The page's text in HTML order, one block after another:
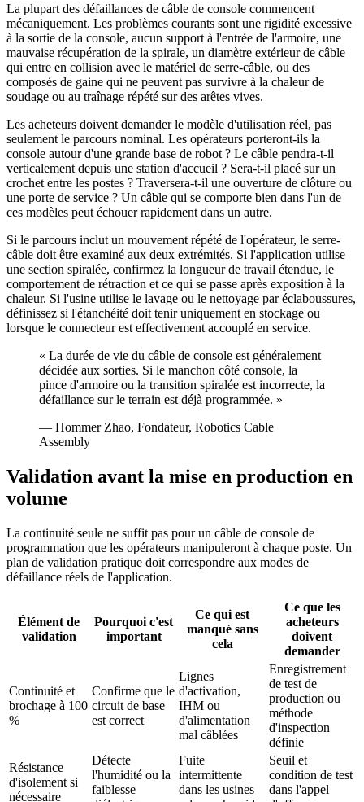
La plupart des défaillances de câble de console commencent
mécaniquement. Les problèmes courants sont une rigidité excessive
à la sortie de la console, aucun support à l'entrée de l'armoire, une
mauvaise récupération de la spirale, un diamètre extérieur de câble
qui entre en collision avec le matériel de serre-câble, ou des
composés de gaine qui ne peuvent pas survivre à la chaleur de
soudage ou au traînage répété sur des arêtes vives.
Les acheteurs doivent demander le modèle d'utilisation réel, pas
seulement le parcours nominal. Les opérateurs porteront-ils la
console autour d'une grande base de robot ? Le câble pendra-t-il
verticalement depuis une station d'accueil ? Sera-t-il placé sur un
crochet entre les postes ? Traversera-t-il une ouverture de clôture ou
une porte de service ? Un câble qui se comporte bien dans l'un de
ces modèles peut échouer rapidement dans un autre.
Si le parcours inclut un mouvement répété de l'opérateur, le serre-
câble doit être examiné aux deux extrémités. Si l'application utilise
une section spiralée, confirmez la longueur de travail étendue, le
comportement de rétraction et ce qui se passe après exposition à la
chaleur. Si l'usine utilise le lavage ou le nettoyage par éclaboussures,
définissez si l'étanchéité doit tenir uniquement en stockage ou
lorsque le connecteur est effectivement accouplé en service.
« La durée de vie du câble de console est généralement
décidée aux sorties. Si le manchon côté console, la
pince d'armoire ou la transition spiralée est incorrecte, la
défaillance sur le terrain est déjà programmée. »
— Hommer Zhao, Fondateur, Robotics Cable
Assembly
Validation avant la mise en production en
volume
La continuité seule ne suffit pas pour un câble de console de
programmation que les opérateurs manipuleront à chaque poste. Un
plan de validation pratique doit correspondre aux modes de
défaillance réels de l'application.
Élément de
validation
Pourquoi c'est
important
Ce qui est
manqué sans
cela
Ce que les
acheteurs
doivent
demander
Continuité et
brochage à 100
%
Confirme que le
circuit de base
est correct
Lignes
d'activation,
IHM ou
d'alimentation
mal câblées
Enregistrement
de test de
production ou
méthode
d'inspection
définie
Résistance
d'isolement si
nécessaire
Détecte
l'humidité ou la
faiblesse
Fuite
intermittente
dans les usines
Seuil et
condition de test
dans l'appel